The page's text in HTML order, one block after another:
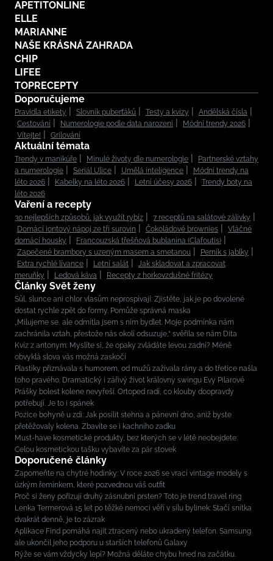
APETITONLINE
ELLE
MARIANNE
NAŠE KRÁSNÁ ZAHRADA
CHIP
LIFEE
TOPRECEPTY
Doporučujeme
Pravidla etikety Slovník puberťáků Testy a kvízy
Andělská čísla
Cestování
Numerologie podle data narození
Módní trendy 2026
Vítejte!
Grilování
Aktuální témata
Trendy v manikúře Minulé životy dle numerologie
Partnerské vztahy
a numerologie
Seriál Ulice Umělá inteligence
Módní trendy na
léto 2026
Kabelky na léto 2026 Letní účesy 2026
Trendy boty na
léto 2026
Vaření a recepty
30 nejlepších způsobů, jak využít rybíz
7 receptů na salátové zálivky
Domácí iontový nápoj ze tří surovin
Čokoládové brownies
Vláčné
domácí housky
Francouzská třešňová bublanina (Clafoutis)
Zapečené brambory s uzeným masem a smetanou
Perník s jablky
Extra rychlé lívance
Letní salát
Jak skladovat a zpracovat
meruňky
Ledová káva Recepty z horkovzdušné fritézy
Články Svět ženy
Sůl, slunce ani chlor vlasům neprospívají: Zjistěte, jak je po dovolené
dostat rychle zpět do formy. Pomůže správná maska
„Milujeme se, ale odmítla jsem s ním bydlet. Moje podmínka nám
zachránila vztah, přestože nás okolí odsuzuje,“ svěřila se nám Dita
Kvíz z antonym: Myslíte si, že opaky zvládáte levou zadní? Méně
obvyklá slova vás možná zaskočí
Plastiky přiznávala s humorem, od mužů zažívala rány a do třetice našla
toho pravého: Dramatický i zářivý život královny swingu Evy Pilarové
Prášky bolest kolene nevyřeší. Ortoped radí, co klouby doopravdy
potřebují. Je to i spánek
Pozice bohyně u zdi: Jak posílit stehna a pánevní dno, aniž byste
přetěžovaly kolena. Zbavíte se i kachního zadku
Must-have kosmetické produkty, bez kterých se v létě neobejdete:
Celou kosmetickou tašku vybavíte za pár stovek
Doporučené články
Zapomeňte na chytré hodinky: V roce 2026 se vrací vintage modely s
úzkým řemínkem, které pozvednou váš outfit
Proč si ženy pořizují druhý zásnubní prsten? Toto je trend travel ring
Lenka Termerová 15 let po těžké nemoci věří v sílu bylinek: Stačí snítka
dvakrát denně, je to zázrak
Aplikace Find pomáhá najít ztracený nebo ukradený telefon. Samsung
ale ukončil jeho podporu u starších telefonů Galaxy
Rýže se vám vždycky lepí? Možná děláte chybu hned na začátku.